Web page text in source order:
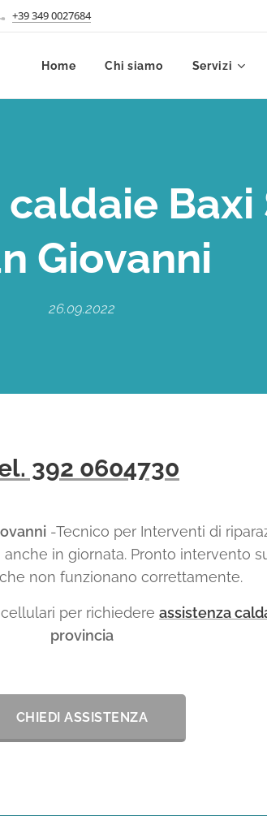
+39 349 0027684
Home Chi siamo Servizi
Baxi
Giovanni
26.09.2022
392 0604730
-Tecnico per Interventi di
in giornata. Pronto intervento
non funzionano correttamente.
per richiedere assistenza
provincia
CHIEDI ASSISTENZA